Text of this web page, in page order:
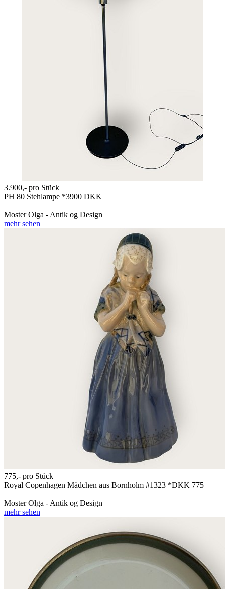
3.900,- pro Stück
PH 80 Stehlampe *3900 DKK
Moster Olga - Antik og Design
mehr sehen
775,- pro Stück
Royal Copenhagen Mädchen aus Bornholm #1323 *DKK 775
Moster Olga - Antik og Design
mehr sehen